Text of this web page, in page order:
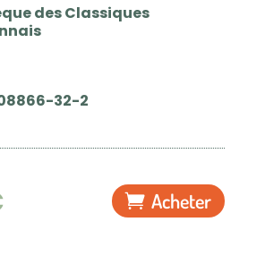
des Classiques
32-2
Acheter